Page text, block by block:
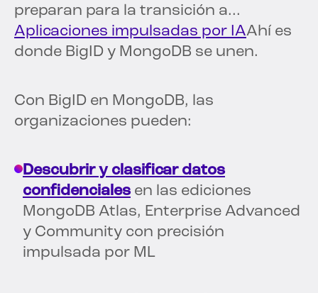
preparan para la transición a...
Aplicaciones impulsadas por IAAhí es
donde BigID y MongoDB se unen.
Con BigID en MongoDB, las
organizaciones pueden:
Descubrir y clasificar datos
confidencialesen las ediciones
MongoDB Atlas, Enterprise Advanced
y Community con precisión
impulsada por ML